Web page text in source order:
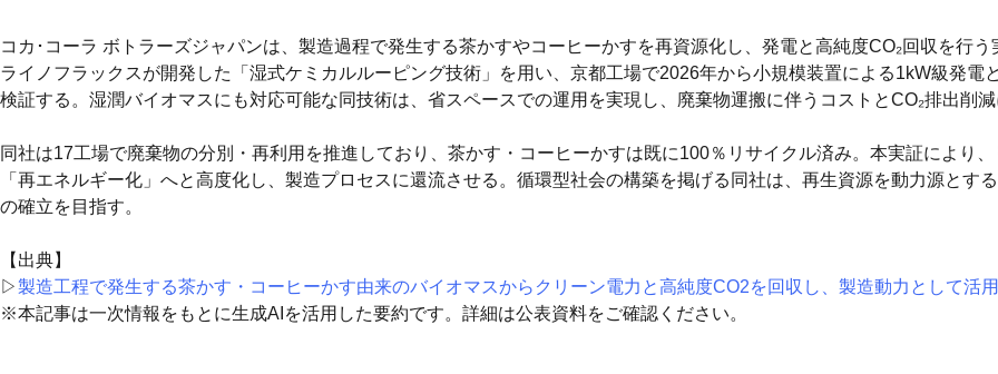
コカ･コーラ ボトラーズジャパンは、製造過程で発生する茶かすやコーヒーかすを再資源化し、発電と高純度CO₂回収を行
ライノフラックスが開発した「湿式ケミカルルーピング技術」を用い、京都工場で2026年から小規模装置による1kW級発電
検証する。湿潤バイオマスにも対応可能な同技術は、省スペースでの運用を実現し、廃棄物運搬に伴うコストとCO₂排出削減
同社は17工場で廃棄物の分別・再利用を推進しており、茶かす・コーヒーかすは既に100％リサイクル済み。本実証により
「再エネルギー化」へと高度化し、製造プロセスに還流させる。循環型社会の構築を掲げる同社は、再生資源を動力源とす
の確立を目指す。
【出典】
▷製造工程で発生する茶かす・コーヒーかす由来のバイオマスからクリーン電力と高純度CO2を回収し、製造動力として活
※本記事は一次情報をもとに生成AIを活用した要約です。詳細は公表資料をご確認ください。